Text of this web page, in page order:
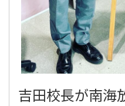
吉田校長が南海